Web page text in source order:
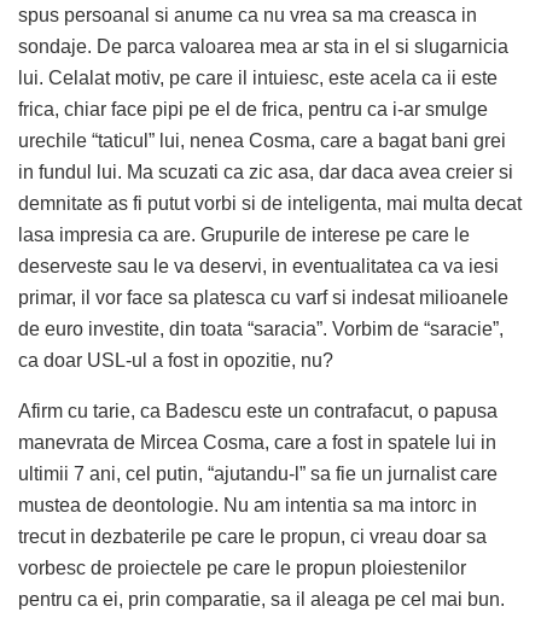
spus persoanal si anume ca nu vrea sa ma creasca in
sondaje. De parca valoarea mea ar sta in el si slugarnicia
lui. Celalat motiv, pe care il intuiesc, este acela ca ii este
frica, chiar face pipi pe el de frica, pentru ca i-ar smulge
urechile “taticul” lui, nenea Cosma, care a bagat bani grei
in fundul lui. Ma scuzati ca zic asa, dar daca avea creier si
demnitate as fi putut vorbi si de inteligenta, mai multa decat
lasa impresia ca are. Grupurile de interese pe care le
deserveste sau le va deservi, in eventualitatea ca va iesi
primar, il vor face sa platesca cu varf si indesat milioanele
de euro investite, din toata “saracia”. Vorbim de “saracie”,
ca doar USL-ul a fost in opozitie, nu?
Afirm cu tarie, ca Badescu este un contrafacut, o papusa
manevrata de Mircea Cosma, care a fost in spatele lui in
ultimii 7 ani, cel putin, “ajutandu-l” sa fie un jurnalist care
mustea de deontologie. Nu am intentia sa ma intorc in
trecut in dezbaterile pe care le propun, ci vreau doar sa
vorbesc de proiectele pe care le propun ploiestenilor
pentru ca ei, prin comparatie, sa il aleaga pe cel mai bun.